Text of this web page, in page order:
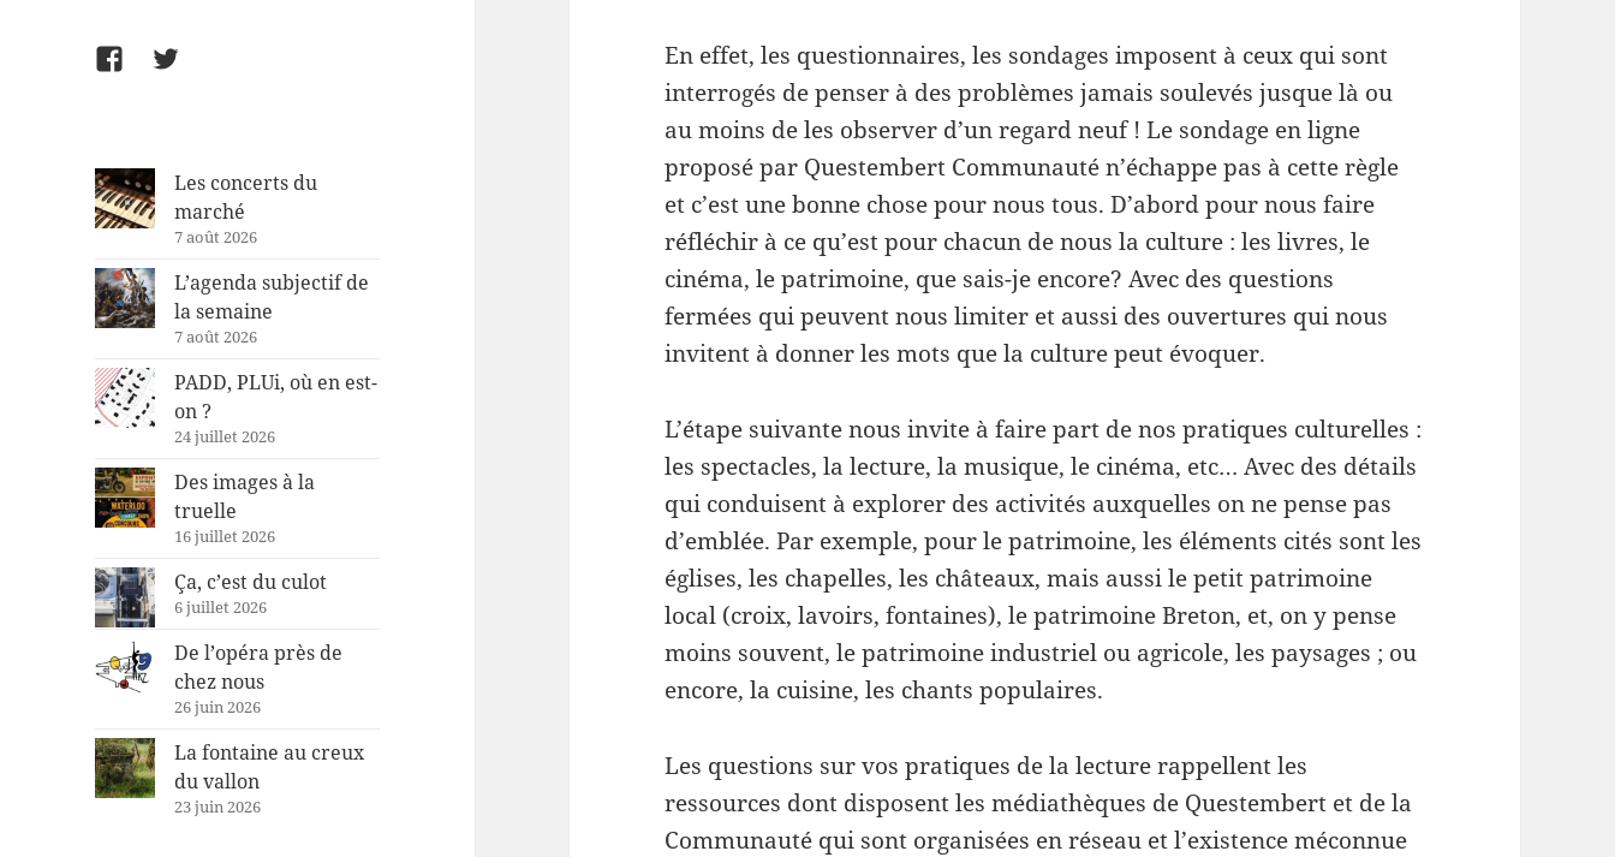
FacebookTwitter
Les concerts du
marché
7 août 2026
L’agenda subjectif de
la semaine
7 août 2026
PADD, PLUi, où en est-
on ?
24 juillet 2026
Des images à la
truelle
16 juillet 2026
Ça, c’est du culot
6 juillet 2026
De l’opéra près de
chez nous
26 juin 2026
La fontaine au creux
du vallon
23 juin 2026
En effet, les questionnaires, les sondages imposent à ceux qui sont
interrogés de penser à des problèmes jamais soulevés jusque là ou
au moins de les observer d’un regard neuf ! Le sondage en ligne
proposé par Questembert Communauté n’échappe pas à cette règle
et c’est une bonne chose pour nous tous. D’abord pour nous faire
réfléchir à ce qu’est pour chacun de nous la culture : les livres, le
cinéma, le patrimoine, que sais-je encore? Avec des questions
fermées qui peuvent nous limiter et aussi des ouvertures qui nous
invitent à donner les mots que la culture peut évoquer.
L’étape suivante nous invite à faire part de nos pratiques culturelles :
les spectacles, la lecture, la musique, le cinéma, etc… Avec des détails
qui conduisent à explorer des activités auxquelles on ne pense pas
d’emblée. Par exemple, pour le patrimoine, les éléments cités sont les
églises, les chapelles, les châteaux, mais aussi le petit patrimoine
local (croix, lavoirs, fontaines), le patrimoine Breton, et, on y pense
moins souvent, le patrimoine industriel ou agricole, les paysages ; ou
encore, la cuisine, les chants populaires.
Les questions sur vos pratiques de la lecture rappellent les
ressources dont disposent les médiathèques de Questembert et de la
Communauté qui sont organisées en réseau et l’existence méconnue